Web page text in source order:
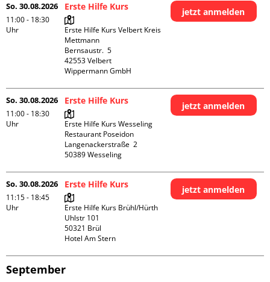
So. 30.08.2026
11:00 - 18:30
Uhr
Erste Hilfe Kurs
Erste Hilfe Kurs Velbert Kreis
Mettmann
Bernsaustr.  5
42553 Velbert
Wippermann GmbH
jetzt anmelden
So. 30.08.2026
11:00 - 18:30
Uhr
Erste Hilfe Kurs
Erste Hilfe Kurs Wesseling
Restaurant Poseidon
Langenackerstraße  2
jetzt anmelden
So. 30.08.2026
11:15 - 18:45
Uhr
Erste Hilfe Kurs
Erste Hilfe Kurs Brühl/Hürth
Uhlstr 101
50321 Brül
Hotel Am Stern
jetzt anmelden
September